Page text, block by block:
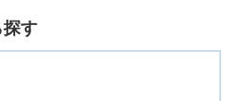
探す